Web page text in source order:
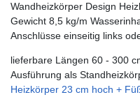
Wandheizkörper Design
Gewicht 8,5 kg/m
Anschlüsse einseitig links
lieferbare Längen 60 - 300
Ausführung als
Heizkörper 23 cm hoch +